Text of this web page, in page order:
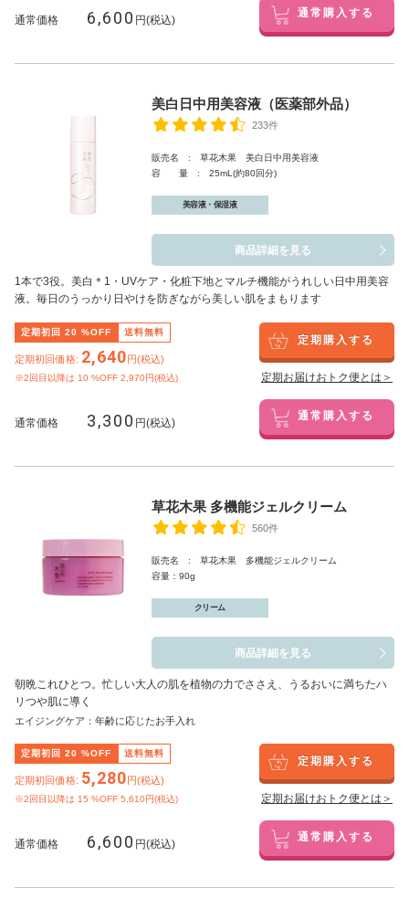
通常価格 6,600 円(税込) 通常購入する
美白日中用美容液（医薬部外品）
233件
販売名 : 草花木果 美白日中用美容液
容 量 : 25mL(約80回分)
美容液・保湿液
商品詳細を見る
1本で3役。美白 ＊1 ・UVケア・化粧下地とマルチ機能がうれしい日中用美容
液。毎日のうっかり日やけを防ぎながら美しい肌をまもります
定期初回 20 %OFF 送料無料
定期初回価格: 2,640円(税込)
※2回目以降は 10 %OFF 2,970円(税込)
定期購入する
定期お届けおトク便とは＞
通常価格 3,300 円(税込) 通常購入する
草花木果 多機能ジェルクリーム
560件
販売名 : 草花木果 多機能ジェルクリーム
容量：90g
クリーム
商品詳細を見る
朝晩これひとつ。忙しい大人の肌を植物の力でささえ、うるおいに満ちたハ
リつや肌に導く
エイジングケア：年齢に応じたお手入れ
定期初回 20 %OFF 送料無料
定期初回価格: 5,280円(税込)
※2回目以降は 15 %OFF 5,610円(税込)
定期購入する
定期お届けおトク便とは＞
通常価格 6,600 円(税込) 通常購入する